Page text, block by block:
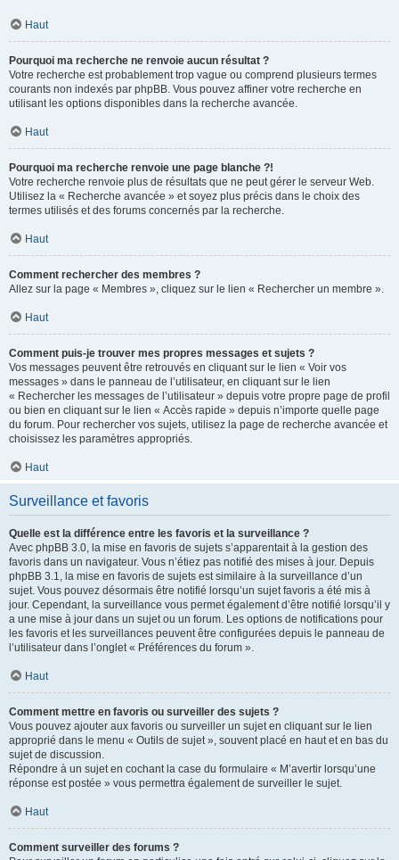
Haut
Pourquoi ma recherche ne renvoie aucun résultat ?
Votre recherche est probablement trop vague ou comprend plusieurs termes
courants non indexés par phpBB. Vous pouvez affiner votre recherche en
utilisant les options disponibles dans la recherche avancée.
Haut
Pourquoi ma recherche renvoie une page blanche ?!
Votre recherche renvoie plus de résultats que ne peut gérer le serveur Web.
Utilisez la « Recherche avancée » et soyez plus précis dans le choix des
termes utilisés et des forums concernés par la recherche.
Haut
Comment rechercher des membres ?
Allez sur la page « Membres », cliquez sur le lien « Rechercher un membre ».
Haut
Comment puis-je trouver mes propres messages et sujets ?
Vos messages peuvent être retrouvés en cliquant sur le lien « Voir vos
messages » dans le panneau de l’utilisateur, en cliquant sur le lien
« Rechercher les messages de l’utilisateur » depuis votre propre page de profil
ou bien en cliquant sur le lien « Accès rapide » depuis n’importe quelle page
du forum. Pour rechercher vos sujets, utilisez la page de recherche avancée et
choisissez les paramètres appropriés.
Haut
Surveillance et favoris
Quelle est la différence entre les favoris et la surveillance ?
Avec phpBB 3.0, la mise en favoris de sujets s’apparentait à la gestion des
favoris dans un navigateur. Vous n’étiez pas notifié des mises à jour. Depuis
phpBB 3.1, la mise en favoris de sujets est similaire à la surveillance d’un
sujet. Vous pouvez désormais être notifié lorsqu’un sujet favoris a été mis à
jour. Cependant, la surveillance vous permet également d’être notifié lorsqu’il y
a une mise à jour dans un sujet ou un forum. Les options de notifications pour
les favoris et les surveillances peuvent être configurées depuis le panneau de
l’utilisateur dans l’onglet « Préférences du forum ».
Haut
Comment mettre en favoris ou surveiller des sujets ?
Vous pouvez ajouter aux favoris ou surveiller un sujet en cliquant sur le lien
approprié dans le menu « Outils de sujet », souvent placé en haut et en bas du
sujet de discussion.
Répondre à un sujet en cochant la case du formulaire « M’avertir lorsqu’une
réponse est postée » vous permettra également de surveiller le sujet.
Haut
Comment surveiller des forums ?